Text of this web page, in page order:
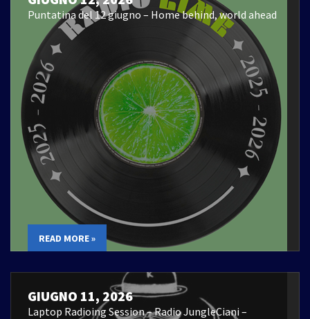
Puntatina del 12 giugno – Home behind, world ahead
READ MORE »
GIUGNO 11, 2026
Laptop Radioing Session – Radio JungleCiani –